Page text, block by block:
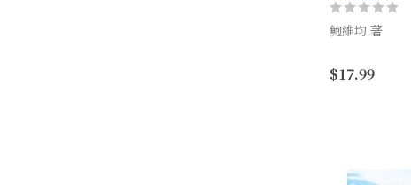
鮑維均 著
象來解讀使徒
及主題乃使
使人對路加的
$17.99